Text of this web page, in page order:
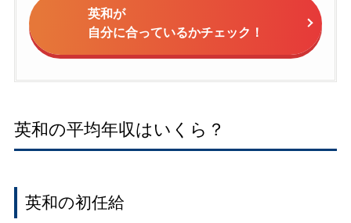
英和が
自分に合っているかチェック！
英和の平均年収はいくら？
英和の初任給